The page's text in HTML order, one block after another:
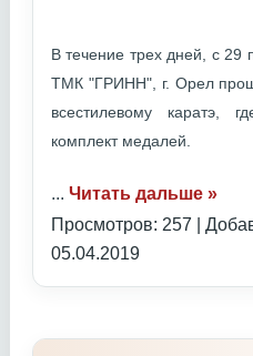
В течение трех дней, с 29
ТМК "ГРИНН", г. Орел
всестилевому каратэ,
комплект медалей.
... Читать дальше »
Просмотров: 257 |
05.04.2019